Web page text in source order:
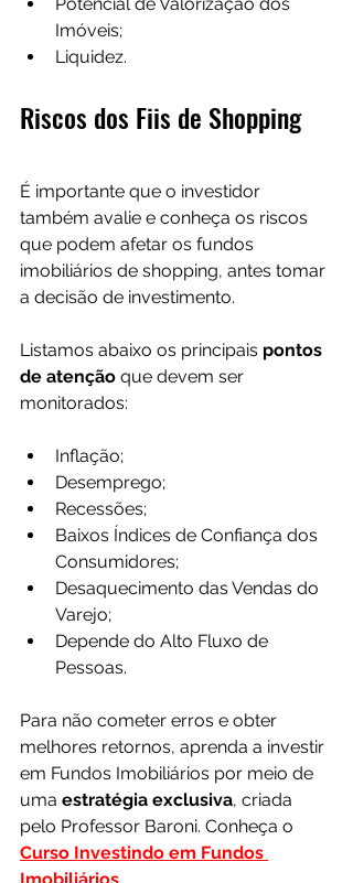
Potencial de Valorização dos
Imóveis;
Liquidez.
Riscos dos Fiis de Shopping
É importante que o investidor
também avalie e conheça os riscos
que podem afetar os fundos
imobiliários de shopping, antes tomar
a decisão de investimento.
Listamos abaixo os principais pontos
de atenção que devem ser
monitorados:
Inflação;
Desemprego;
Recessões;
Baixos Índices de Confiança dos
Consumidores;
Desaquecimento das Vendas do
Varejo;
Depende do Alto Fluxo de
Pessoas.
Para não cometer erros e obter
melhores retornos, aprenda a investir
em Fundos Imobiliários por meio de
uma estratégia exclusiva, criada
pelo Professor Baroni. Conheça o
Curso Investindo em Fundos